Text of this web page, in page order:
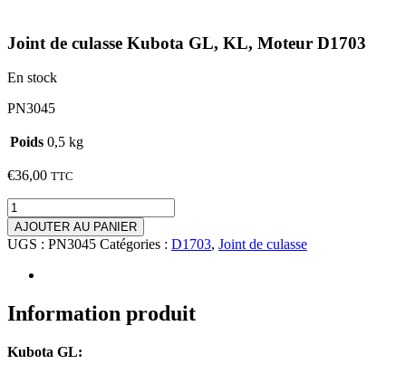
Joint de culasse Kubota GL, KL, Moteur D1703
En stock
PN3045
Poids 0,5 kg
€36,00 TTC
quantité
de
Joint
de
culasse
GL,
KL,
D1703
AJOUTER AU PANIER
UGS : PN3045 Catégories : D1703, Joint de culasse
Information produit
Kubota GL: